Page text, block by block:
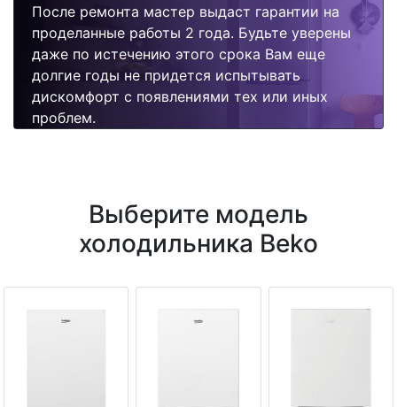
После ремонта мастер выдаст гарантии на
проделанные работы 2 года. Будьте уверены
даже по истечению этого срока Вам еще
долгие годы не придется испытывать
дискомфорт с появлениями тех или иных
проблем.
Выберите модель
холодильника Beko